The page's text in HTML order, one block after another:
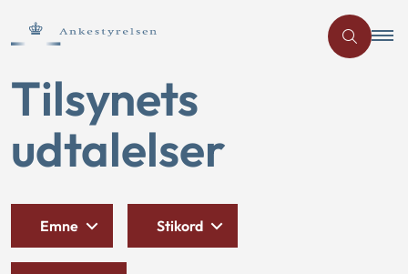
Tilsynets
udtalelser
Emne Stikord